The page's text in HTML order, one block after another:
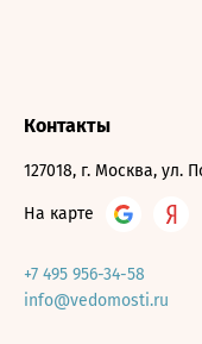
Контакты
127018, г. Москва, ул.
На карте
+7 495 956-34-58
info@vedomosti.ru